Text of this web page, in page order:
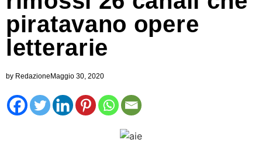
piratavano opere
letterarie
by RedazioneMaggio 30, 2020